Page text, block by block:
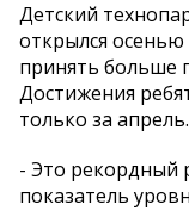
Детский
открылся
принять больше
Достижения
только за апрель.
- Это рекордный
показатель